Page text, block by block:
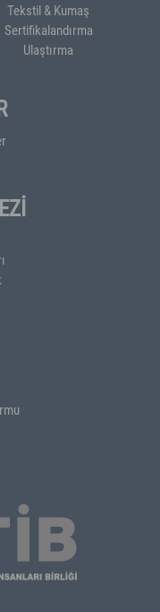
Tekstil & Kumaş
Sertifikalandırma
Ulaştırma